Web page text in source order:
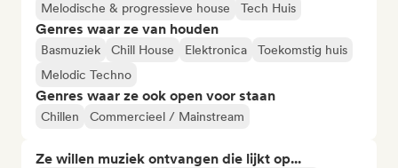
Melodische & progressieve house
Tech Huis
Genres waar ze van houden
Basmuziek Chill House Elektronica
Toekomstig huis
Melodic Techno
Genres waar ze ook open voor staan
Chillen Commercieel / Mainstream
Ze willen muziek ontvangen die lijkt op...